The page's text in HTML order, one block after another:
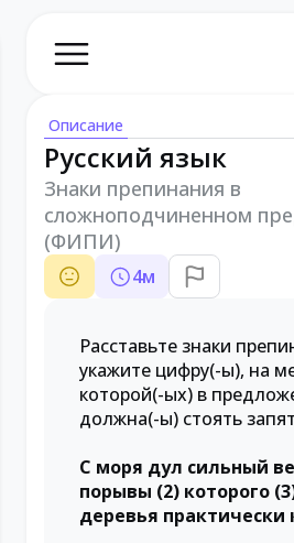
Описание
Русский язык
Знаки препинания в
сложноподчиненном
(ФИПИ)
4м
Расставьте знаки
укажите цифру(-ы), на
которой(-ых) в
должна(-ы) стоять
С моря дул сильный
порывы (2) которого
деревья практически